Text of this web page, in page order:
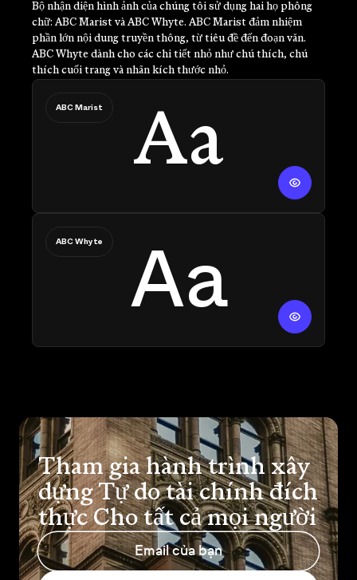
Bộ nhận diện hình ảnh của chúng tôi sử dụng hai họ phông
chữ: ABC Marist và ABC Whyte. ABC Marist đảm nhiệm
phần lớn nội dung truyền thông, từ tiêu đề đến đoạn văn.
ABC Whyte dành cho các chi tiết nhỏ như chú thích, chú
thích cuối trang và nhãn kích thước nhỏ.
ABC Marist Aa
ABC Whyte Aa
Tham gia hành trình xây
dựng Tự do tài chính đích
thực Cho tất cả mọi người